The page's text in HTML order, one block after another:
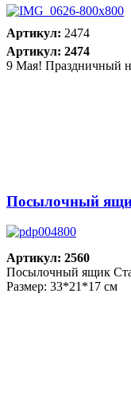
Артикул: 2474
Артикул: 2474
9 Мая! Праздничный
Посылочный
Артикул: 2560
Посылочный ящик
Размер: 33*21*17 см